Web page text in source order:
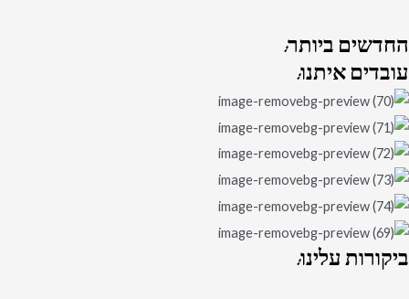
החדשיםביותר:
עובדיםאיתנו:
ביקורותעלינו: